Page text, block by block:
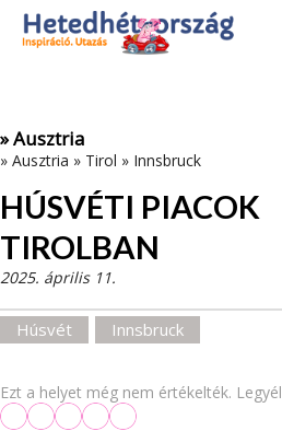
Az oldal sütiket (cookies) használ.
Adatvédelmi tájékoztató
» Ausztria
» Ausztria » Tirol » Innsbruck
HÚSVÉTI PIACOK
TIROLBAN
2025. április 11.
Húsvét Innsbruck
Ezt a helyet még nem értékelték.